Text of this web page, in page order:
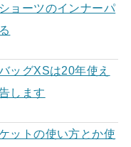
ョーツのインナーパ
ッグXSは20年使え
します
ットの使い方とか使